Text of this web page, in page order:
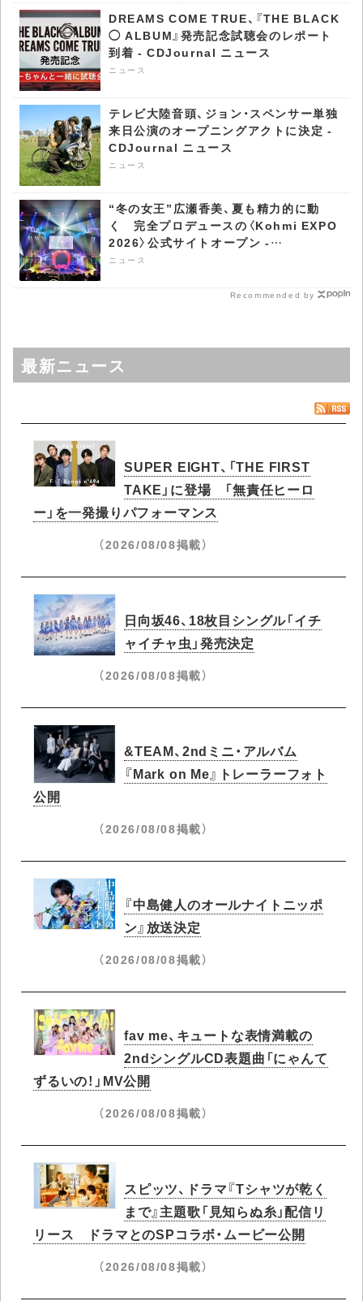
DREAMS COME TRUE、『THE BLACK
◯ ALBUM』発売記念試聴会のレポート
到着 - CDJournal ニュース
ニュース
テレビ大陸音頭、ジョン・スペンサー単独
来日公演のオープニングアクトに決定 -
CDJournal ニュース
ニュース
“冬の女王”広瀬香美、夏も精力的に動
く 完全プロデュースの〈Kohmi EXPO
2026〉公式サイトオープン -
CDJournal ニュース
ニュース
Recommended by
最新ニュース
SUPER EIGHT、「THE FIRST
TAKE」に登場 「無責任ヒーロ
ー」を一発撮りパフォーマンス
（2026/08/08掲載）
日向坂46、18枚目シングル「イチ
ャイチャ虫」発売決定
（2026/08/08掲載）
&TEAM、2ndミニ・アルバム
『Mark on Me』トレーラーフォト
公開
（2026/08/08掲載）
『中島健人のオールナイトニッポ
ン』放送決定
（2026/08/08掲載）
fav me、キュートな表情満載の
2ndシングルCD表題曲「にゃんて
ずるいの！」MV公開
（2026/08/08掲載）
スピッツ、ドラマ『Tシャツが乾く
まで』主題歌「見知らぬ糸」配信リ
リース ドラマとのSPコラボ・ムービー公開
（2026/08/08掲載）